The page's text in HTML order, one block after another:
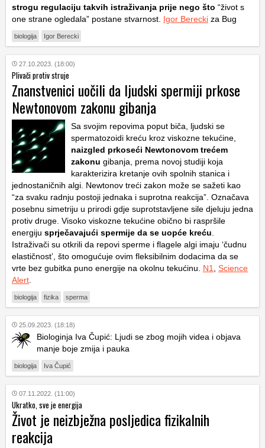
strogu regulaciju takvih istraživanja prije nego što “život s
one strane ogledala” postane stvarnost. Igor Berecki za Bug
biologija Igor Berecki
27.10.2023. (18:00)
Plivači protiv struje
Znanstvenici uočili da ljudski spermiji prkose
Newtonovom zakonu gibanja
Sa svojim repovima poput biča, ljudski se
spermatozoidi kreću kroz viskozne tekućine,
naizgled prkoseći Newtonovom trećem
zakonu gibanja, prema novoj studiji koja
karakterizira kretanje ovih spolnih stanica i
jednostaničnih algi. Newtonov treći zakon može se sažeti kao
“za svaku radnju postoji jednaka i suprotna reakcija”. Označava
posebnu simetriju u prirodi gdje suprotstavljene sile djeluju jedna
protiv druge. Visoko viskozne tekućine obično bi raspršile
energiju sprječavajući spermije da se uopće kreću
Istraživači su otkrili da repovi sperme i flagele algi imaju ‘čudnu
elastičnost’, što omogućuje ovim fleksibilnim dodacima da se
vrte bez gubitka puno energije na okolnu tekućinu. N1
Science
Alert
biologija fizika sperma
25.09.2023. (18:18)
Biologinja Iva Čupić: Ljudi se zbog mojih videa i objava
manje boje zmija i pauka
biologija Iva Čupić
07.11.2022. (11:00)
Ukratko, sve je energija
Život je neizbježna posljedica fizikalnih
reakcija